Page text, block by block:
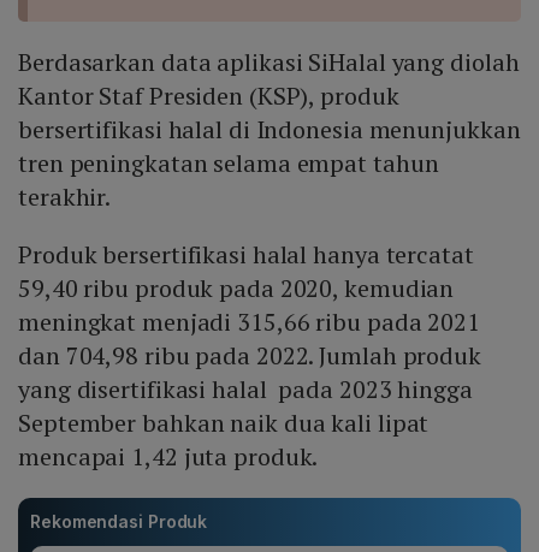
Berdasarkan data aplikasi SiHalal yang diolah
Kantor Staf Presiden (KSP), produk
bersertifikasi halal di Indonesia menunjukkan
tren peningkatan selama empat tahun
terakhir.
Produk bersertifikasi halal hanya tercatat
59,40 ribu produk pada 2020, kemudian
meningkat menjadi 315,66 ribu pada 2021
dan 704,98 ribu pada 2022. Jumlah produk
yang disertifikasi halal pada 2023 hingga
September bahkan naik dua kali lipat
mencapai 1,42 juta produk.
Rekomendasi Produk